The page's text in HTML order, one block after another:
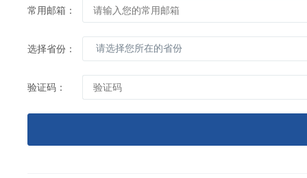
常用邮箱：
选择省份：
验证码：